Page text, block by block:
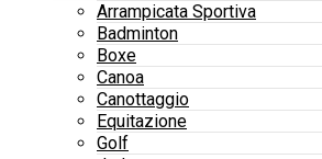
Arrampicata Sportiva
Badminton
Boxe
Canoa
Canottaggio
Equitazione
Golf